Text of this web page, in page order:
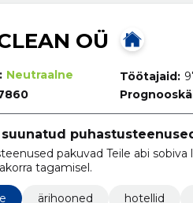
OÜ
Neutraalne
Töötajaid:
pakuvad Teile abi sobiva
tagamisel.
ärihooned hotellid